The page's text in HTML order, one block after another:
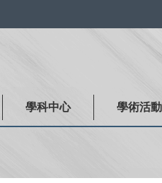
學科中心 學術活動